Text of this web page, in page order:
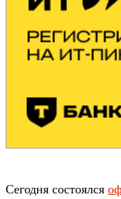
Сегодня состоялся